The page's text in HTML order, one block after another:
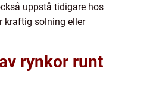
uppstå tidigare hos
kraftig solning eller
rynkor runt